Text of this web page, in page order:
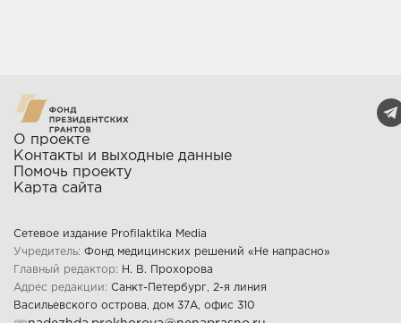
О проекте
Контакты и выходные данные
Помочь проекту
Карта сайта
Сетевое издание Profilaktika Media
Учредитель: Фонд медицинских решений «Не напрасно»
Главный редактор:
Н. В. Прохорова
Адрес редакции: Санкт-Петербург, 2-я линия
Васильевского острова, дом 37А, офис 310